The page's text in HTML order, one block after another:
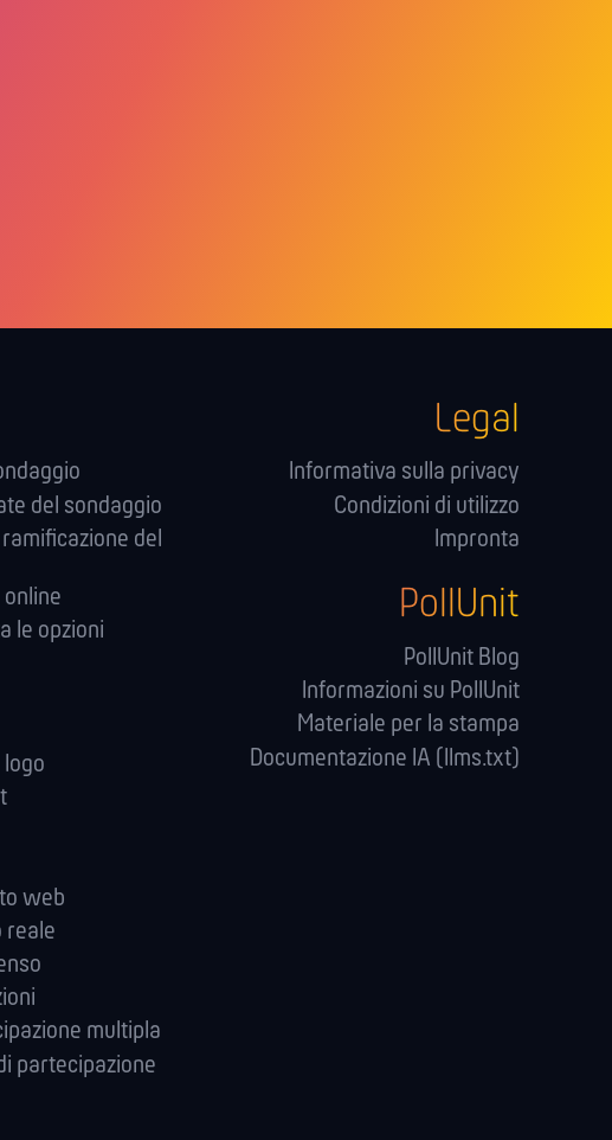
del sondaggio
del
le opzioni
logo
web
reale
multipla
partecipazione
Legal
Informativa sulla privacy
Condizioni di utilizzo
Impronta
PollUnit
PollUnit Blog
Informazioni su PollUnit
Materiale per la stampa
Documentazione IA (llms.txt)